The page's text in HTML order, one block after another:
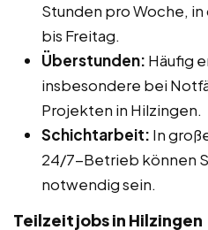
Stunden pro Woche,
bis Freitag.
Überstunden: Häufig
insbesondere bei
Projekten in Hilzingen.
Schichtarbeit: In
24/7-Betrieb können
notwendig sein.
Teilzeitjobs in Hilzingen